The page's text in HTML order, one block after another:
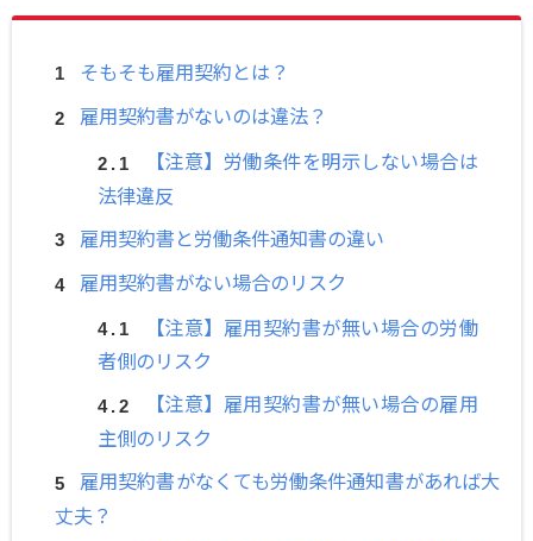
そもそも雇用契約とは？
雇用契約書がないのは違法？
【注意】労働条件を明示しない場合は
法律違反
雇用契約書と労働条件通知書の違い
雇用契約書がない場合のリスク
【注意】雇用契約書が無い場合の労働
者側のリスク
【注意】雇用契約書が無い場合の雇用
主側のリスク
雇用契約書がなくても労働条件通知書があれば大
丈夫？